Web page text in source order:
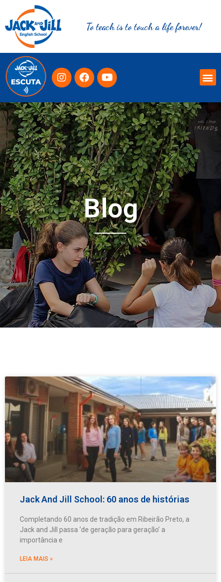
To teach is to touch a life forever!
Blog
Jack And Jill School: 60 anos de histórias
Completando 60 anos de tradição em Ribeirão Preto, a
Jack and Jill passa ‘de geração para geração’ a
importância e
LEIA MAIS »